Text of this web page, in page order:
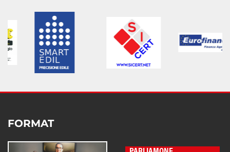
FORMAT